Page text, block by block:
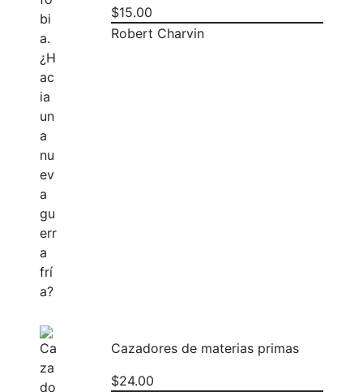
$15.00
Robert Charvin
Cazadores de materias primas
$24.00